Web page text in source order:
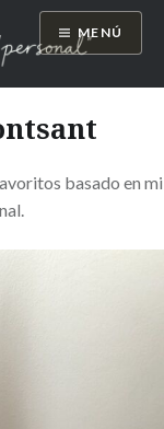
MENÚ
basado en mi